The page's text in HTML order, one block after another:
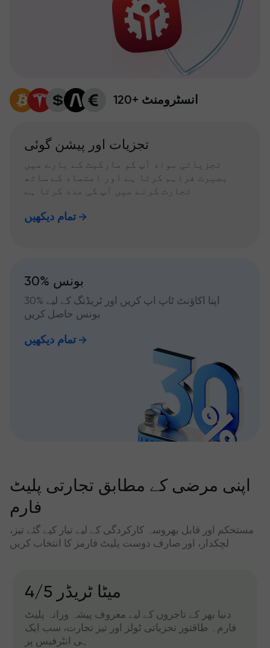
120+ انسٹرومنٹ
تجزیات اور پیشن گوئی
تجزیاتی مواد آپ کو مارکیٹ کے بارے میں
بصیرت فراہم کرتا ہے اور اعتماد کے ساتھ
تجارت کرنے میں آپ کی مدد کرتا ہے
تمام دیکھیں
30% بونس
اپنا اکاؤنٹ ٹاپ اپ کریں اور ٹریڈنگ کے لیے %30
بونس حاصل کریں
تمام دیکھیں
اپنی مرضی کے مطابق تجارتی پلیٹ
فارم
مستحکم اور قابل بھروسہ کارکردگی کے لیے تیار کیے گئے تیز،
لچکدار، اور صارف دوست پلیٹ فارمز کا انتخاب کریں
دنیا بھر
فارم۔
آئی ایف گئیر
براؤزر سے براہ راست کام کرنے کے لیے ویب
کسی بھی سافٹ ویئر کو انسٹال کیے بغیر